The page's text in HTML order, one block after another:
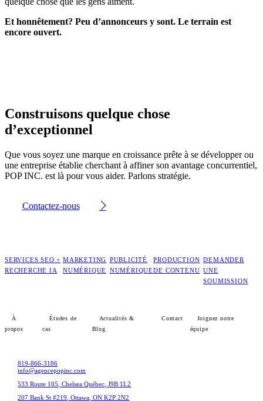
Et honnêtement? Peu d’annonceurs y sont. Le terrain est
encore ouvert.
Construisons quelque chose
d’exceptionnel
Que vous soyez une marque en croissance prête à se développer ou
une entreprise établie cherchant à affiner son avantage concurrentiel,
POP INC. est là pour vous aider. Parlons stratégie.
Contactez-nous
SERVICES SEO +
RECHERCHE IA
MARKETING
NUMÉRIQUE
PUBLICITÉ
NUMÉRIQUE
PRODUCTION
DE CONTENU
DEMANDER
UNE
SOUMISSION
À
propos
Études de
cas
Actualités &
Blog
Contact
Joignez notre
équipe
819-866-3186
info@agencepopinc.com
533 Route 105, Chelsea Québec, J9B 1L2
207 Bank St #219, Ottawa, ON K2P 2N2